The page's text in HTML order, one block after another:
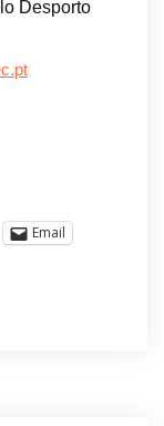
Desporto
Email